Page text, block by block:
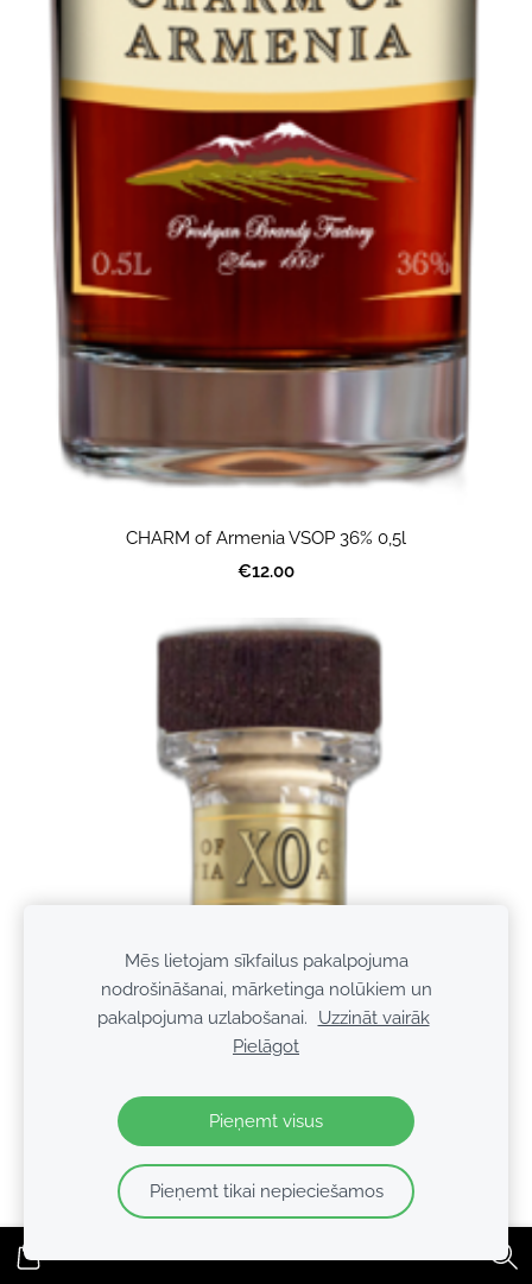
CHARM of Armenia VSOP 36% 0,5l
€12.00
Mēs lietojam sīkfailus pakalpojuma
nodrošināšanai, mārketinga nolūkiem un
pakalpojuma uzlabošanai.
Uzzināt vairāk
Pielāgot
Pieņemt visus
Pieņemt tikai nepieciešamos